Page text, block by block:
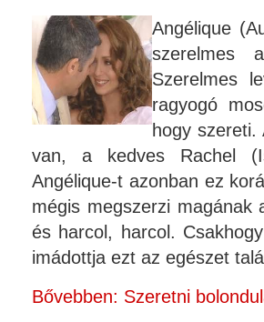
Angélique
szerelmes
Szerelmes
ragyogó
hogy
van, a kedves Rachel
Angélique-t azonban ez
mégis megszerzi magának
és harcol, harcol.
imádottja ezt az egészet
Bővebben: Szeretni